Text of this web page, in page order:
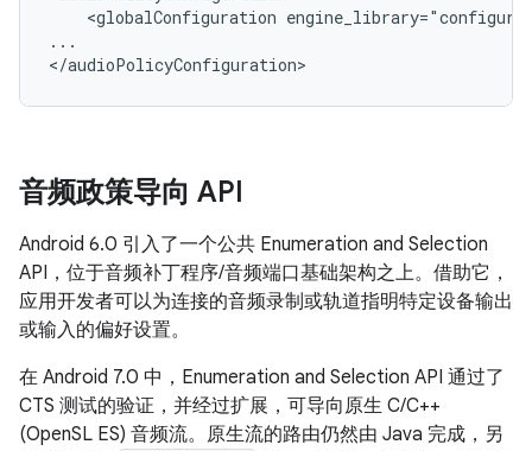
<globalConfiguration
...
音频政策导向 API
Android 6.0 引入了一个公共 Enumeration and Selection
API，位于音频补丁程序/音频端口基础架构之上。借助它，
应用开发者可以为连接的音频录制或轨道指明特定设备输出
或输入的偏好设置。
在 Android 7.0 中，Enumeration and Selection API 通过了
CTS 测试的验证，并经过扩展，可导向原生 C/C++
(OpenSL ES) 音频流。原生流的路由仍然由 Java 完成，另